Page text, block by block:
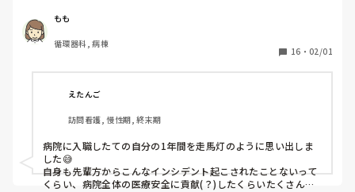
す。
絡・相談だけして、淡々と自分の仕事をこなすようにしてくだ
さい。
もし無視されたら、それは相手の看護師の職務怠慢ですから、
その時に初めて上司に相談したらいいんです。
したが、「出来ない子、話の噛み合わない子、コミュニケー
ションがとれない子」というレッテルを貼られ続けてしま
い、職場にうまく馴染めません。他の同期はすいすいと成長
していき、先輩とも仲良く話せていて、先輩の態度からも認
められているというのを感じます。
これは自分の課題でもあると思うのですが、出来ない子だと
くて報告連絡相談がうまく出来ていません。自分の視野が狭
いせいもあって、最近は指示受けに関することや自分の行動
に関して注意される事が多いです。信頼を取り戻そうと行動
していますが、過去に大量にインシデントを起こしているこ
ともあってか発言を信じてもらえない事が多く、嘘をついて
もも
循環器科, 病棟
16 ・ 02/01
えたんご
訪問看護, 慢性期, 終末期
病院に入職したての自分の1年間を走馬灯のように思い出しま
した😅
自身も先輩方からこんなインシデント起こされたことないって
くらい、病院全体の医療安全に貢献(？)したくらいたくさん起